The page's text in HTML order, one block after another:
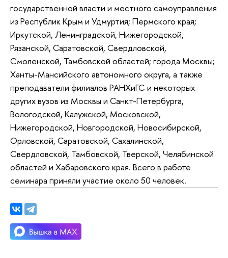
государственной власти и местного самоуправления
из Республик Крым и Удмуртия; Пермского края;
Иркутской, Ленинградской, Нижегородской,
Рязанской, Саратовской, Свердловской,
Смоленской, Тамбовской областей; города Москвы;
Ханты-Мансийского автономного округа, а также
преподаватели филиалов РАНХиГС и некоторых
других вузов из Москвы и Санкт-Петербурга,
Вологодской, Калужской, Московской,
Нижегородской, Новгородской, Новосибирской,
Орловской, Саратовской, Сахалинской,
Свердловской, Тамбовской, Тверской, Челябинской
областей и Хабаровского края. Всего в работе
семинара приняли участие около 50 человек.